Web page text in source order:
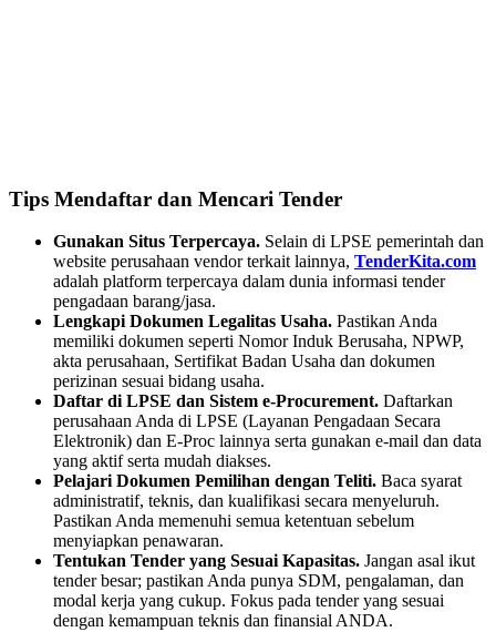
Tips Mendaftar dan Mencari Tender
Gunakan Situs Terpercaya. Selain di LPSE pemerintah dan
website perusahaan vendor terkait lainnya, TenderKita.com
adalah platform terpercaya dalam dunia informasi tender
pengadaan barang/jasa.
Lengkapi Dokumen Legalitas Usaha. Pastikan Anda
memiliki dokumen seperti Nomor Induk Berusaha, NPWP,
akta perusahaan, Sertifikat Badan Usaha dan dokumen
perizinan sesuai bidang usaha.
Daftar di LPSE dan Sistem e-Procurement. Daftarkan
perusahaan Anda di LPSE (Layanan Pengadaan Secara
Elektronik) dan E-Proc lainnya serta gunakan e-mail dan data
yang aktif serta mudah diakses.
Pelajari Dokumen Pemilihan dengan Teliti. Baca syarat
administratif, teknis, dan kualifikasi secara menyeluruh.
Pastikan Anda memenuhi semua ketentuan sebelum
menyiapkan penawaran.
Tentukan Tender yang Sesuai Kapasitas. Jangan asal ikut
tender besar; pastikan Anda punya SDM, pengalaman, dan
modal kerja yang cukup. Fokus pada tender yang sesuai
dengan kemampuan teknis dan finansial ANDA.